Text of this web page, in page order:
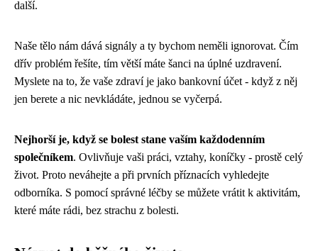
další.
Naše tělo nám dává signály a ty bychom neměli ignorovat. Čím
dřív problém řešíte, tím větší máte šanci na úplné uzdravení.
Myslete na to, že vaše zdraví je jako bankovní účet - když z něj
jen berete a nic nevkládáte, jednou se vyčerpá.
Nejhorší je, když se bolest stane vaším každodenním
společníkem. Ovlivňuje vaši práci, vztahy, koníčky - prostě celý
život. Proto neváhejte a při prvních příznacích vyhledejte
odborníka. S pomocí správné léčby se můžete vrátit k aktivitám,
které máte rádi, bez strachu z bolesti.